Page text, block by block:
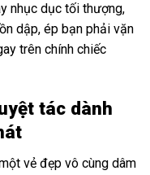
nhục dục tối thượng,
dập, ép bạn phải vặn
trên chính chiếc
tác dành
vẻ đẹp vô cùng dâm